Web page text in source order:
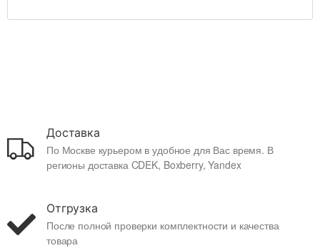
Доставка
По Москве курьером в удобное для Вас время. В
регионы доставка CDEK, Boxberry, Yandex
Отгрузка
После полной проверки комплектности и качества
товара